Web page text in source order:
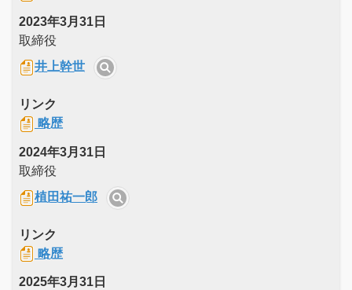
2023年3月31日
取締役
井上幹世
リンク
略歴
2024年3月31日
取締役
植田祐一郎
リンク
略歴
2025年3月31日